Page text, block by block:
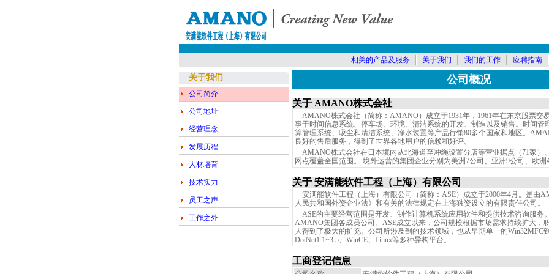
相关的产品及服务 关于我们 我们的工作 应聘指南
关于我们
公司简介
公司地址
经营理念
发展历程
人材培育
技术实力
员工之声
工作之外
公司概况
关于 AMANO株式会社
AMANO株式会社（简称：AMANO）成立于1931年，1961年在东京股票交
事于时间信息系统、停车场、环境、清洁系统的开发、制造以及销售。时间管
算管理系统、吸尘和清洁系统、净水装置等产品行销80多个国家和地区。
良好的售后服务，得到了世界各地用户的信赖和好评。
AMANO株式会社在日本境内从北海道至冲绳设置分店等营业据点（71家）
网点覆盖全国范围。 境外运营的集团企业分别为美洲7公司、亚洲9公司、欧洲
关于 安满能软件工程（上海）有限公司
安满能软件工程（上海）有限公司（简称：ASE）成立于2000年4月。是由
人民共和国外资企业法》和有关的法律规定在上海独资设立的有限责任公司。
ASE的主要经营范围是开发、制作计算机系统应用软件和提供技术咨询服务
AMANO集团各成员公司。ASE成立以来，公司规模根据市场需求持续扩大，
人得到了极大的扩充。公司所涉及到的技术领域，也从早期单一的Win32MFC
DotNet1.1~3.5、WinCE、Linux等多种异构平台。
工商登记信息